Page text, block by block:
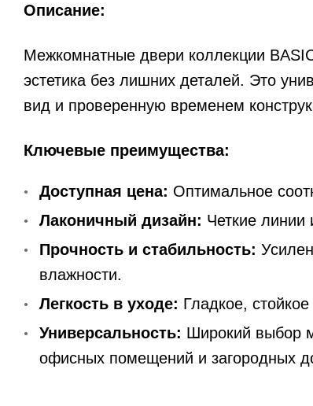
Описание:
Межкомнатные двери коллекции
эстетика без лишних деталей. Это
вид и проверенную временем
Ключевые преимущества:
Доступная цена: Оптимальное
Лаконичный дизайн: Четкие линии
Прочность и стабильность:
влажности.
Легкость в уходе: Гладкое,
Универсальность: Широкий выбор
офисных помещений и загородных